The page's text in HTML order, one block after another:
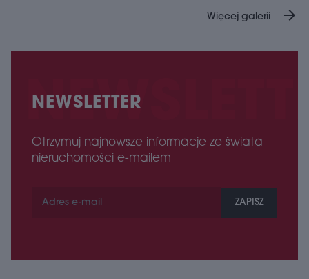
Więcej galerii arrow_forward
NEWSLETTER
Otrzymuj najnowsze informacje ze świata
nieruchomości e-mailem
ZAPISZ